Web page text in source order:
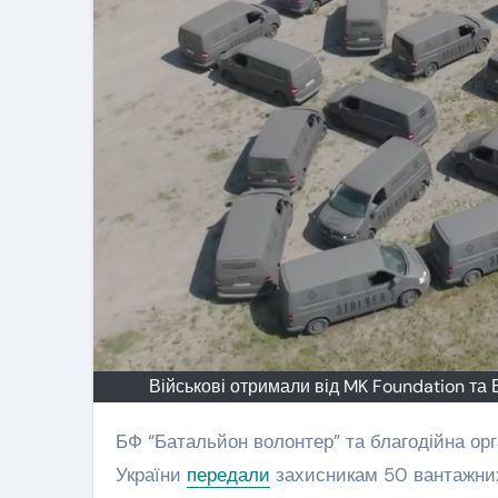
Військові отримали від MK Foundation
БФ “Батальйон волонтер” та благодійна
України передали захисникам 50
військового з
Львівщини
чи нова
форма
постійного
житла?